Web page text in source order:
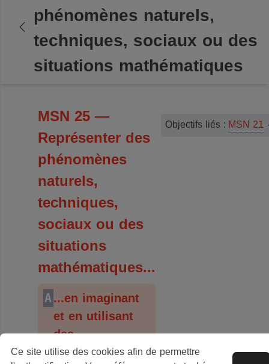
phénomènes naturels,
techniques, sociaux ou des
situations mathématiques
MSN 25 —
Représenter des
phénomènes
naturels,
techniques,
sociaux ou des
situations
mathématiques...
A...en imaginant
et en utilisant
des
représentations
Objectifs liés : MSN 21
Ce site utilise des cookies afin de permettre